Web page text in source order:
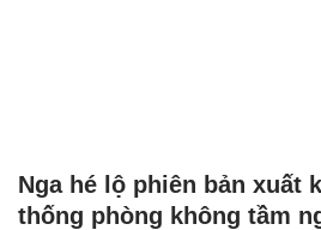
Nga hé lộ phiên bản xuất
thống phòng không tầm